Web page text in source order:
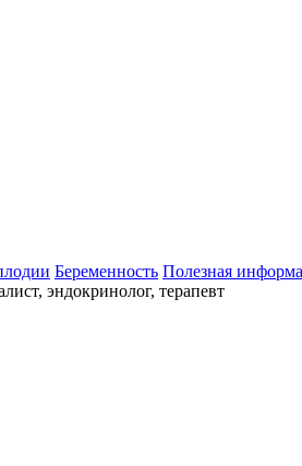
Беременность Полезная
эндокринолог, терапевт